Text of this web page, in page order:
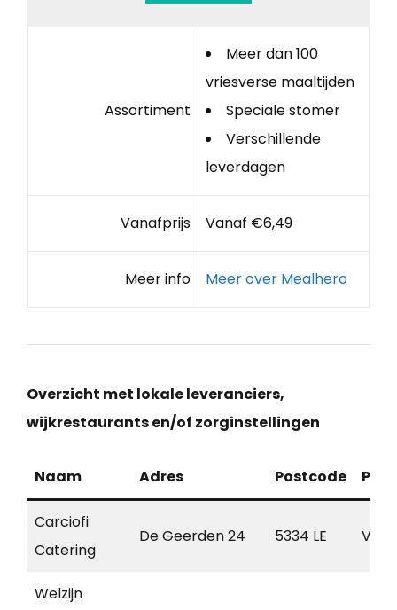
Assortiment
Meer dan 100
vriesverse maaltijden
Speciale stomer
Verschillende
leverdagen
Vanafprijs Vanaf €6,49
Meer info Meer over Mealhero
Overzicht met lokale leveranciers,
wijkrestaurants en/of zorginstellingen
Naam Adres Postcode
Carciofi
Catering
De Geerden 24 5334 LE
Welzijn